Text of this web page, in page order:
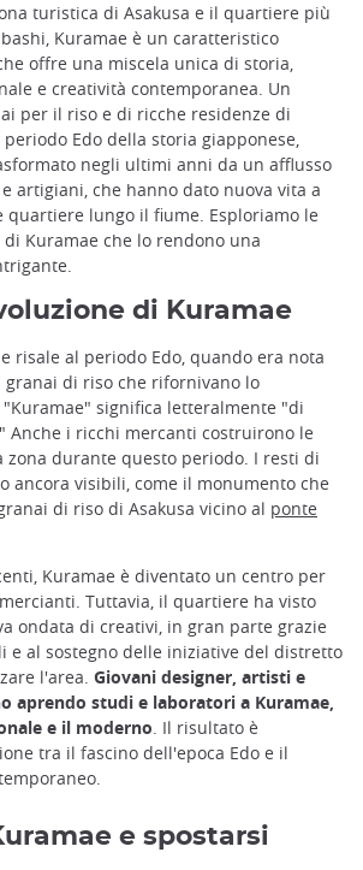
turistica di Asakusa e il quartiere più
Kuramae è un caratteristico
offre una miscela unica di storia,
e creatività contemporanea. Un
per il riso e di ricche residenze di
Edo della storia giapponese,
negli ultimi anni da un afflusso
artigiani, che hanno dato nuova vita a
quartiere lungo il fiume. Esploriamo le
Kuramae che lo rendono una
di Kuramae
risale al periodo Edo, quando era nota
di riso che rifornivano lo
significa letteralmente "di
Anche i ricchi mercanti costruirono le
zona durante questo periodo. I resti di
ancora visibili, come il monumento che
di riso di Asakusa vicino al ponte
Kuramae è diventato un centro per
Tuttavia, il quartiere ha visto
ondata di creativi, in gran parte grazie
e al sostegno delle iniziative del distretto
l'area. Giovani designer, artisti e
aprendo studi e laboratori a Kuramae,
e il moderno. Il risultato è
tra il fascino dell'epoca Edo e il
e spostarsi